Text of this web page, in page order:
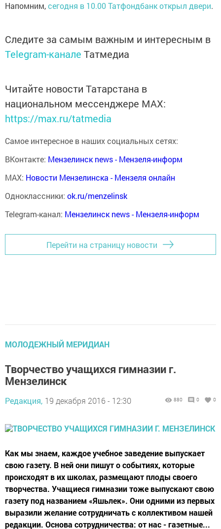
Напомним,сегодня в 10.00 Татфондбанк открыл двери.
Следите за самым важным и интересным в
Telegram-канале Татмедиа
Читайте новости Татарстана в
национальном мессенджере MАХ:
https://max.ru/tatmedia
Самое интересное в наших социальных сетях:
ВКонтакте: Мензелинск news - Мензеля-информ
MAX: Новости Мензелинска - Мензеля онлайн
Одноклассники: ok.ru/menzelinsk
Telegram-канал: Мензелинск news - Мензеля-информ
Перейти на страницу новости
МОЛОДЕЖНЫЙ МЕРИДИАН
Творчество учащихся гимназии г.
Мензелинск
Редакция, 19 декабря 2016 - 12:30 880 0 0
Как мы знаем, каждое учебное заведение выпускает
свою газету. В ней они пишут о событиях, которые
происходят в их школах, размещают плоды своего
творчества. Учащиеся гимназии тоже выпускают свою
газету под названием «Яшьлек». Они одними из первых
выразили желание сотрудничать с коллективом нашей
редакции. Основа сотрудничества: от нас - газетные...